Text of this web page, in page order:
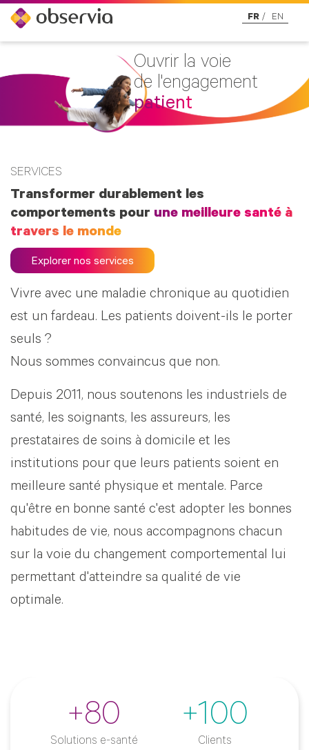
FR EN
Ouvrir la voie
de l'engagement
patient
SERVICES
Transformer durablement les
comportements pour une meilleure santé à
travers le monde
Explorer nos services
Vivre avec une maladie chronique au quotidien
est un fardeau. Les patients doivent-ils le porter
seuls ?
Nous sommes convaincus que non.
Depuis 2011, nous soutenons les industriels de
santé, les soignants, les assureurs, les
prestataires de soins à domicile et les
institutions pour que leurs patients soient en
meilleure santé physique et mentale. Parce
qu'être en bonne santé c'est adopter les bonnes
habitudes de vie, nous accompagnons chacun
sur la voie du changement comportemental lui
permettant d'atteindre sa qualité de vie
optimale.
+80
Solutions e-santé
+100
Clients